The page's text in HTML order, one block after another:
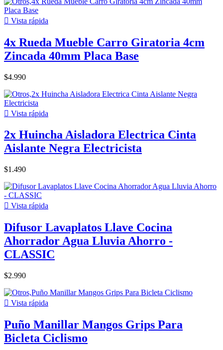
 Vista rápida
4x Rueda Mueble Carro Giratoria 4cm
Zincada 40mm Placa Base
$4.990
 Vista rápida
2x Huincha Aisladora Electrica Cinta
Aislante Negra Electricista
$1.490
 Vista rápida
Difusor Lavaplatos Llave Cocina
Ahorrador Agua Lluvia Ahorro -
CLASSIC
$2.990
 Vista rápida
Puño Manillar Mangos Grips Para
Bicleta Ciclismo